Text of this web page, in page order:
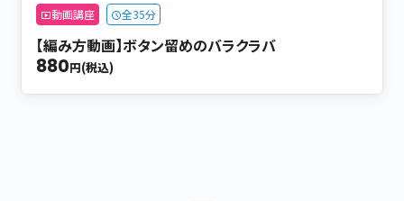
動画講座 全35分
【編み方動画】ボタン留めのバラクラバ
880円(税込)